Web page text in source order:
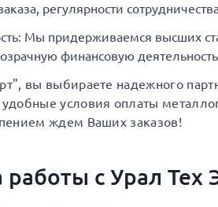
регулярности
Мы придерживаемся высших
финансовую
вы выбираете надежного
удобные условия оплаты
ждем Ваших заказов!
с Урал Тех